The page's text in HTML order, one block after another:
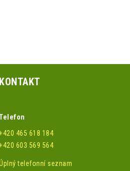
KONTAKT
465 618 184
603 569 564
telefonní seznam